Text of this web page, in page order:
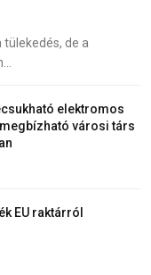
de a
elektromos
városi társ
EU raktárról